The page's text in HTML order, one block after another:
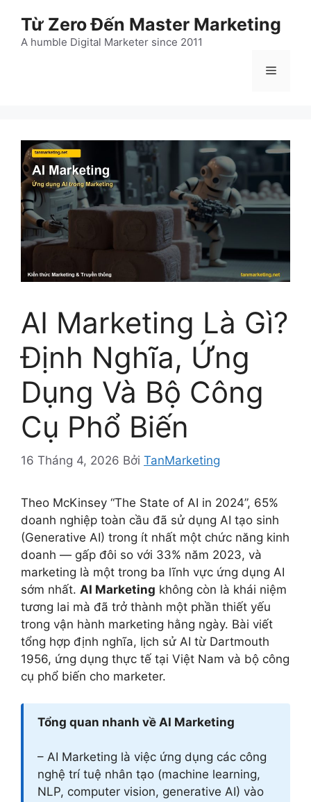
Từ Zero Đến Master Marketing
A humble Digital Marketer since 2011
Menu
AI Marketing Là Gì?
Định Nghĩa, Ứng
Dụng Và Bộ Công
Cụ Phổ Biến
16 Tháng 4, 2026 Bởi TanMarketing
Theo McKinsey “The State of AI in 2024”, 65%
doanh nghiệp toàn cầu đã sử dụng AI tạo sinh
(Generative AI) trong ít nhất một chức năng kinh
doanh — gấp đôi so với 33% năm 2023, và
marketing là một trong ba lĩnh vực ứng dụng AI
sớm nhất. AI Marketing không còn là khái niệm
tương lai mà đã trở thành một phần thiết yếu
trong vận hành marketing hằng ngày. Bài viết
tổng hợp định nghĩa, lịch sử AI từ Dartmouth
1956, ứng dụng thực tế tại Việt Nam và bộ công
cụ phổ biến cho marketer.
Tổng quan nhanh về AI Marketing
– AI Marketing là việc ứng dụng các công
nghệ trí tuệ nhân tạo (machine learning,
NLP, computer vision, generative AI) vào